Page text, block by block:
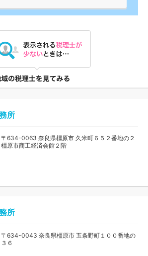
所
〒634-0063 奈良県橿原市 久米町６５２番地の２
橿原市商工経済会館２階
所
〒634-0043 奈良県橿原市 五条野町１００番地の
３６